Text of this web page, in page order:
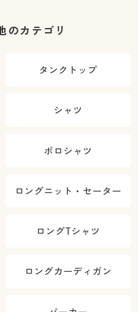
のカテゴリ
タンクトップ
シャツ
ポロシャツ
ロングニット・セーター
ロングTシャツ
ロングカーディガン